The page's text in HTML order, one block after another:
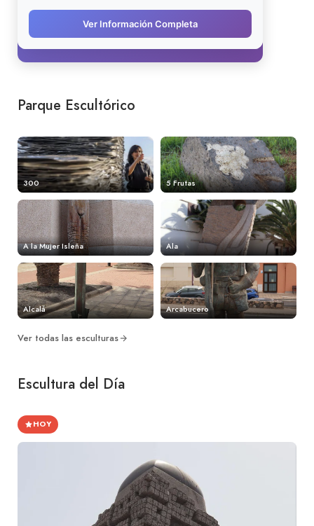
Parque Escultórico
300 5 Frutas
A la Mujer Isleña Ala
Alcalá Arcabucero
Ver todas las esculturas
Escultura del Día
HOY